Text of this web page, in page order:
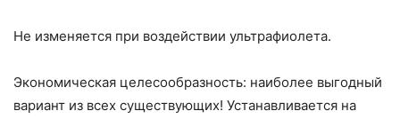
Не изменяется при воздействии ультрафиолета.
Экономическая целесообразность: наиболее выгодный
вариант из всех существующих! Устанавливается на